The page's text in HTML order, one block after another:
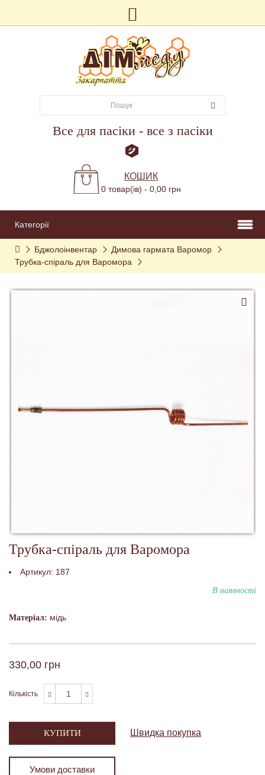
Все для пасіки - все з пасіки
КОШИК
0 товар(ів) - 0,00 грн
Категорії
Бджолоінвентар
Димова гармата Варомор
Трубка-спіраль для Варомора
Трубка-спіраль для Варомора
Артикул: 187
В наявності
Матеріал: мідь
330,00 грн
Кількість
КУПИТИ Швидка покупка
Умови доставки